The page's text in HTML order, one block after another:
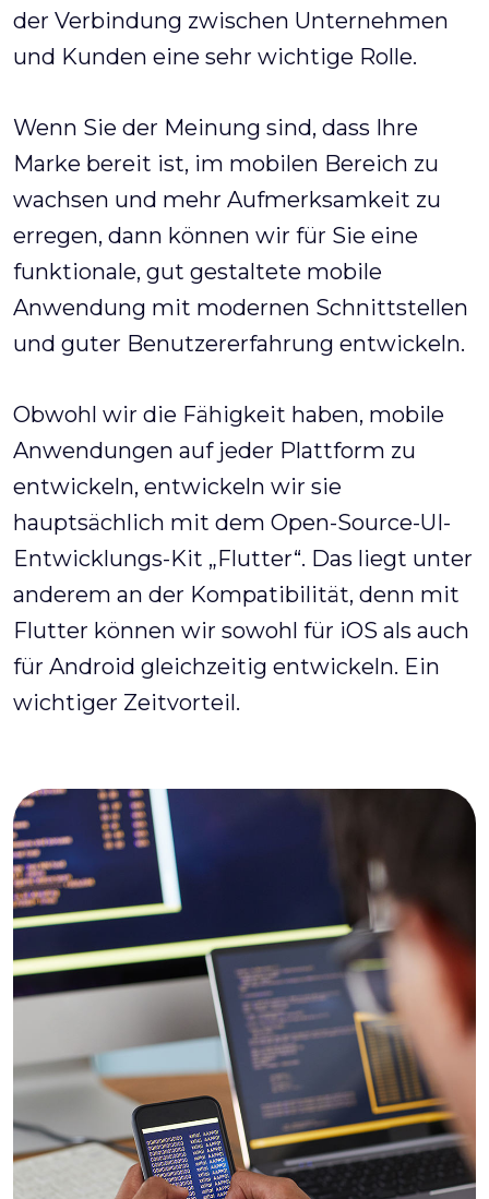
der Verbindung zwischen Unternehmen
und Kunden eine sehr wichtige Rolle.
Wenn Sie der Meinung sind, dass Ihre
Marke bereit ist, im mobilen Bereich zu
wachsen und mehr Aufmerksamkeit zu
erregen, dann können wir für Sie eine
funktionale, gut gestaltete mobile
Anwendung mit modernen Schnittstellen
und guter Benutzererfahrung entwickeln.
Obwohl wir die Fähigkeit haben, mobile
Anwendungen auf jeder Plattform zu
entwickeln, entwickeln wir sie
hauptsächlich mit dem Open-Source-UI-
Entwicklungs-Kit „Flutter“. Das liegt unter
anderem an der Kompatibilität, denn mit
Flutter können wir sowohl für iOS als auch
für Android gleichzeitig entwickeln. Ein
wichtiger Zeitvorteil.